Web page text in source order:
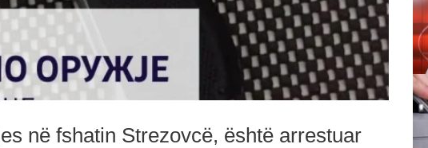
në fshatin Strezovcë, është arrestuar